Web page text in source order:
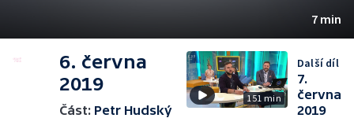
7 min
6. června
2019
Část: Petr Hudský
151 min
Další díl
7.
června
2019